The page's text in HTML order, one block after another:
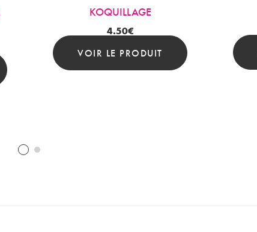
KOQUILLAGE
4.50€
VOIR LE PRODUIT